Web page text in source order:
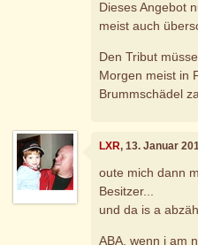
Dieses Angebot
meist auch
Den Tribut
Morgen meist in
Brummschädel
LXR, 13. Januar
oute mich dann
Besitzer...
und da is a
ABA, wenn i am